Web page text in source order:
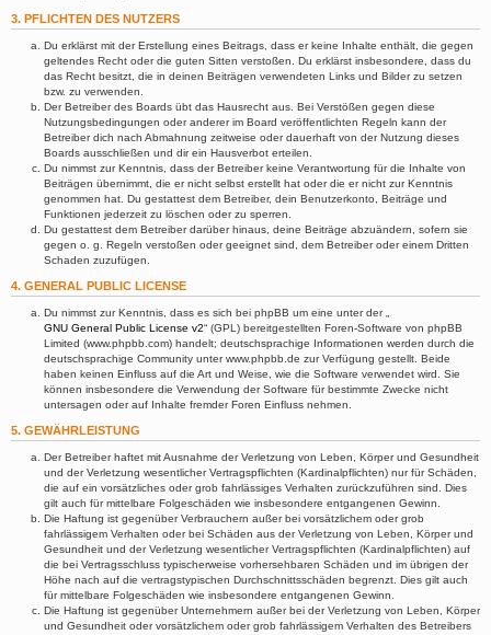
3. PFLICHTEN DES NUTZERS
Du erklärst mit der Erstellung eines Beitrags, dass er keine Inhalte enthält, die gegen
geltendes Recht oder die guten Sitten verstoßen. Du erklärst insbesondere, dass du
das Recht besitzt, die in deinen Beiträgen verwendeten Links und Bilder zu setzen
bzw. zu verwenden.
Der Betreiber des Boards übt das Hausrecht aus. Bei Verstößen gegen diese
Nutzungsbedingungen oder anderer im Board veröffentlichten Regeln kann der
Betreiber dich nach Abmahnung zeitweise oder dauerhaft von der Nutzung dieses
Boards ausschließen und dir ein Hausverbot erteilen.
Du nimmst zur Kenntnis, dass der Betreiber keine Verantwortung für die Inhalte von
Beiträgen übernimmt, die er nicht selbst erstellt hat oder die er nicht zur Kenntnis
genommen hat. Du gestattest dem Betreiber, dein Benutzerkonto, Beiträge und
Funktionen jederzeit zu löschen oder zu sperren.
Du gestattest dem Betreiber darüber hinaus, deine Beiträge abzuändern, sofern sie
gegen o. g. Regeln verstoßen oder geeignet sind, dem Betreiber oder einem Dritten
Schaden zuzufügen.
4. GENERAL PUBLIC LICENSE
Du nimmst zur Kenntnis, dass es sich bei phpBB um eine unter der „
GNU General Public License v2“ (GPL) bereitgestellten Foren-Software von phpBB
Limited (www.phpbb.com) handelt; deutschsprachige Informationen werden durch die
deutschsprachige Community unter www.phpbb.de zur Verfügung gestellt. Beide
haben keinen Einfluss auf die Art und Weise, wie die Software verwendet wird. Sie
können insbesondere die Verwendung der Software für bestimmte Zwecke nicht
untersagen oder auf Inhalte fremder Foren Einfluss nehmen.
5. GEWÄHRLEISTUNG
Der Betreiber haftet mit Ausnahme der Verletzung von Leben, Körper und Gesundheit
und der Verletzung wesentlicher Vertragspflichten (Kardinalpflichten) nur für Schäden,
die auf ein vorsätzliches oder grob fahrlässiges Verhalten zurückzuführen sind. Dies
gilt auch für mittelbare Folgeschäden wie insbesondere entgangenen Gewinn.
Die Haftung ist gegenüber Verbrauchern außer bei vorsätzlichem oder grob
fahrlässigem Verhalten oder bei Schäden aus der Verletzung von Leben, Körper und
Gesundheit und der Verletzung wesentlicher Vertragspflichten (Kardinalpflichten) auf
die bei Vertragsschluss typischerweise vorhersehbaren Schäden und im übrigen der
Höhe nach auf die vertragstypischen Durchschnittsschäden begrenzt. Dies gilt auch
für mittelbare Folgeschäden wie insbesondere entgangenen Gewinn.
Die Haftung ist gegenüber Unternehmern außer bei der Verletzung von Leben, Körper
und Gesundheit oder vorsätzlichem oder grob fahrlässigem Verhalten des Betreibers